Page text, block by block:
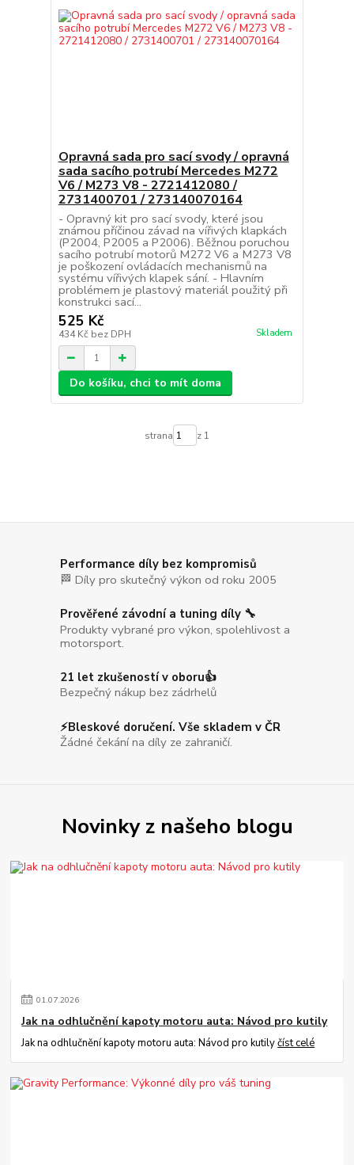
Opravná sada pro sací svody / opravná
sada sacího potrubí Mercedes M272
V6 / M273 V8 - 2721412080 /
2731400701 / 273140070164
- Opravný kit pro sací svody, které jsou
známou příčinou závad na vířivých klapkách
(P2004, P2005 a P2006). Běžnou poruchou
sacího potrubí motorů M272 V6 a M273 V8
je poškození ovládacích mechanismů na
systému vířivých klapek sání. - Hlavním
problémem je plastový materiál použitý při
konstrukci sací...
525 Kč
434 Kč bez DPH Skladem
Do košíku, chci to mít doma
strana z 1
Performance díly bez kompromisů
🏁 Díly pro skutečný výkon od roku 2005
Prověřené závodní a tuning díly 🔧
Produkty vybrané pro výkon, spolehlivost a
motorsport.
21 let zkušeností v oboru👍
Bezpečný nákup bez zádrhelů
⚡Bleskové doručení. Vše skladem v ČR
Žádné čekání na díly ze zahraničí.
Novinky z našeho blogu
01.07.2026
Jak na odhlučnění kapoty motoru auta: Návod pro kutily
Jak na odhlučnění kapoty motoru auta: Návod pro kutilyčíst celé